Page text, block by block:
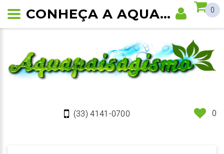
(33) 4141-0700 0
0
CONHEÇA A AQUAPLANTADOS